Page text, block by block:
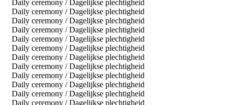
Daily ceremony / Dagelijkse plechtigheid
Daily ceremony / Dagelijkse plechtigheid
Daily ceremony / Dagelijkse plechtigheid
Daily ceremony / Dagelijkse plechtigheid
Daily ceremony / Dagelijkse plechtigheid
Daily ceremony / Dagelijkse plechtigheid
Daily ceremony / Dagelijkse plechtigheid
Daily ceremony / Dagelijkse plechtigheid
Daily ceremony / Dagelijkse plechtigheid
Daily ceremony / Dagelijkse plechtigheid
Daily ceremony / Dagelijkse plechtigheid
Daily ceremony / Dagelijkse plechtigheid